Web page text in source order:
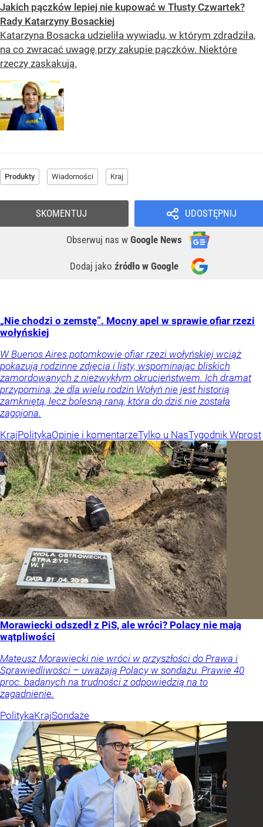
Jakich pączków lepiej nie kupować w Tłusty Czwartek?
Rady Katarzyny Bosackiej
Katarzyna Bosacka udzieliła wywiadu, w którym zdradziła,
na co zwracać uwagę przy zakupie pączków. Niektóre
rzeczy zaskakują.
Produkty Wiadomości Kraj
UDOSTĘPNIJ
Obserwuj nas w Google News
Dodaj jako źródło w Google
SKOMENTUJ
„Nie chodzi o zemstę”. Mocny apel w sprawie ofiar rzezi
wołyńskiej
W Buenos Aires potomkowie ofiar rzezi wołyńskiej wciąż
pokazują rodzinne zdjęcia i listy, wspominając bliskich
zamordowanych z niezwykłym okrucieństwem. Ich dramat
przypomina, że dla wielu rodzin Wołyń nie jest historią
zamkniętą, lecz bolesną raną, która do dziś nie została
zagojona.
KrajPolitykaOpinie i komentarzeTylko u NasTygodnik Wprost
Morawiecki odszedł z PiS, ale wróci? Polacy nie mają
wątpliwości
Mateusz Morawiecki nie wróci w przyszłości do Prawa i
Sprawiedliwości – uważają Polacy w sondażu. Prawie 40
proc. badanych na trudności z odpowiedzią na to
zagadnienie.
PolitykaKrajSondaże